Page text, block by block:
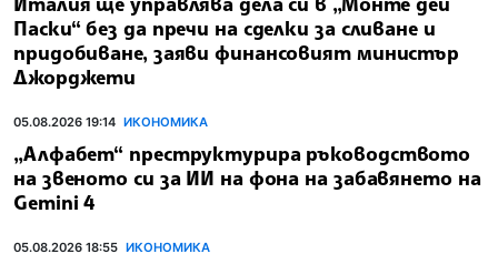
Паски“ без да пречи на сделки за сливане и
придобиване, заяви финансовият министър
Джорджети
05.08.2026 19:14 ИКОНОМИКА
„Алфабет“ преструктурира ръководството
на звеното си за ИИ на фона на забавянето на
Gemini 4
05.08.2026 18:55 ИКОНОМИКА